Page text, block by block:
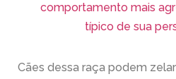
comportamento mais
típico de sua
Cães dessa raça podem